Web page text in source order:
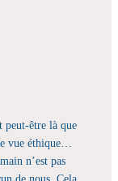
peut-être là que
vue éthique…
n’est pas
de nous. Cela